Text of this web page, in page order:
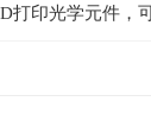
打印光学元件，